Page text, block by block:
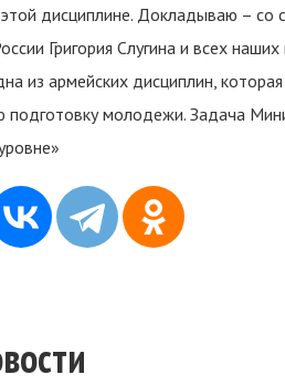
дисциплине. Докладываю – со
Григория Слугина и всех
из армейских дисциплин,
подготовку молодежи. Задача